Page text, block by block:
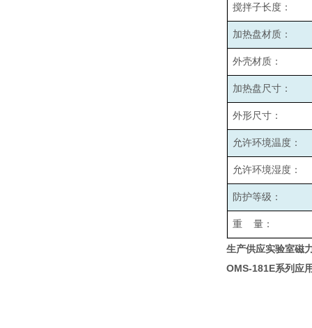
搅拌子长度：
加热盘材质：
外壳材质：
加热盘尺寸：
外形尺寸：
允许环境温度：
允许环境湿度：
防护等级：
重 量：
生产供应实验室磁
OMS-181E系列应